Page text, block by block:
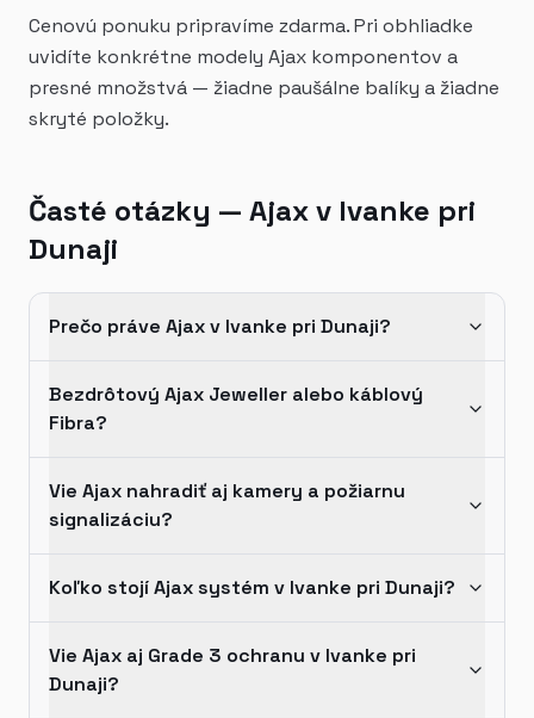
Cenovú ponuku pripravíme zdarma. Pri obhliadke
uvidíte konkrétne modely Ajax komponentov a
presné množstvá — žiadne paušálne balíky a žiadne
skryté položky.
Časté otázky — Ajax v Ivanke pri
Dunaji
Prečo práve Ajax v Ivanke pri Dunaji?
Bezdrôtový Ajax Jeweller alebo káblový
Fibra?
Vie Ajax nahradiť aj kamery a požiarnu
signalizáciu?
Koľko stojí Ajax systém v Ivanke pri Dunaji?
Vie Ajax aj Grade 3 ochranu v Ivanke pri
Dunaji?